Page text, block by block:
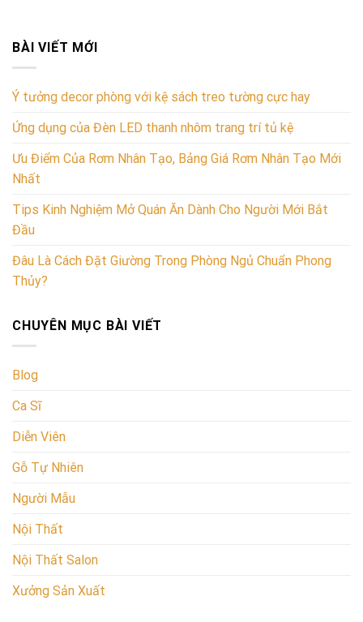
BÀI VIẾT MỚI
Ý tưởng decor phòng với kệ sách treo tường cực hay
Ứng dụng của Đèn LED thanh nhôm trang trí tủ kệ
Ưu Điểm Của Rơm Nhân Tạo, Bảng Giá Rơm Nhân Tạo Mới
Nhất
Tips Kinh Nghiệm Mở Quán Ăn Dành Cho Người Mới Bắt
Đầu
Đâu Là Cách Đặt Giường Trong Phòng Ngủ Chuẩn Phong
Thủy?
CHUYÊN MỤC BÀI VIẾT
Blog
Ca Sĩ
Diễn Viên
Gỗ Tự Nhiên
Người Mẫu
Nội Thất
Nội Thất Salon
Xưởng Sản Xuất